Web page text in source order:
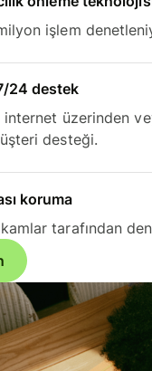
işlem
24 destek
internet üzerinden
desteği.
koruma
tarafından